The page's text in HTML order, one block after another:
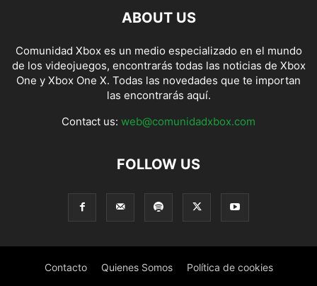
ABOUT US
Comunidad Xbox es un medio especializado en el mundo
de los videojuegos, encontrarás todas las noticias de Xbox
One y Xbox One X. Todas las novedades que te importan
las encontrarás aquí.
Contact us: web@comunidadxbox.com
FOLLOW US
Contacto Quienes Somos Política de cookies